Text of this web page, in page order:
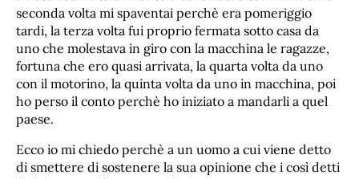
seconda volta mi spaventai perchè era pomeriggio
tardi, la terza volta fui proprio fermata sotto casa da
uno che molestava in giro con la macchina le ragazze,
fortuna che ero quasi arrivata, la quarta volta da uno
con il motorino, la quinta volta da uno in macchina, poi
ho perso il conto perchè ho iniziato a mandarli a quel
paese.
Ecco io mi chiedo perchè a un uomo a cui viene detto
di smettere di sostenere la sua opinione che i così detti